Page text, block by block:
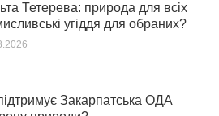
Тетерева: природа для всіх
угіддя для обраних?
Закарпатська ОДА